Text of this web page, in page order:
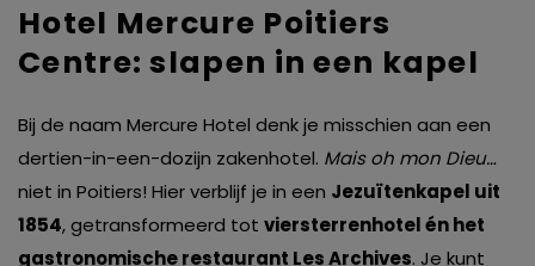
Hotel Mercure Poitiers
Centre: slapen in een kapel
Bij de naam Mercure Hotel denk je misschien aan een
dertien-in-een-dozijn zakenhotel. Mais oh mon Dieu…
niet in Poitiers! Hier verblijf je in een Jezuïtenkapel uit
1854, getransformeerd tot viersterrenhotel én het
gastronomische restaurant Les Archives. Je kunt